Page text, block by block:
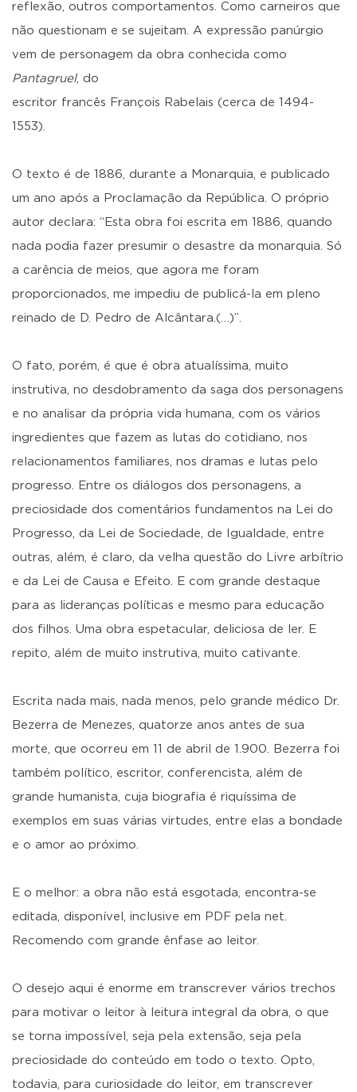
reflexão, outros comportamentos. Como carneiros que
não questionam e se sujeitam. A expressão panúrgio
vem de personagem da obra conhecida como
Pantagruel, do
escritor francês François Rabelais (cerca de 1494-
1553).
O texto é de 1886, durante a Monarquia, e publicado
um ano após a Proclamação da República. O próprio
autor declara: “Esta obra foi escrita em 1886, quando
nada podia fazer presumir o desastre da monarquia. Só
a carência de meios, que agora me foram
proporcionados, me impediu de publicá-la em pleno
reinado de D. Pedro de Alcântara.(…)”.
O fato, porém, é que é obra atualíssima, muito
instrutiva, no desdobramento da saga dos personagens
e no analisar da própria vida humana, com os vários
ingredientes que fazem as lutas do cotidiano, nos
relacionamentos familiares, nos dramas e lutas pelo
progresso. Entre os diálogos dos personagens, a
preciosidade dos comentários fundamentos na Lei do
Progresso, da Lei de Sociedade, de Igualdade, entre
outras, além, é claro, da velha questão do Livre arbítrio
e da Lei de Causa e Efeito. E com grande destaque
para as lideranças políticas e mesmo para educação
dos filhos. Uma obra espetacular, deliciosa de ler. E
repito, além de muito instrutiva, muito cativante.
Escrita nada mais, nada menos, pelo grande médico Dr.
Bezerra de Menezes, quatorze anos antes de sua
morte, que ocorreu em 11 de abril de 1.900. Bezerra foi
também político, escritor, conferencista, além de
grande humanista, cuja biografia é riquíssima de
exemplos em suas várias virtudes, entre elas a bondade
e o amor ao próximo.
E o melhor: a obra não está esgotada, encontra-se
editada, disponível, inclusive em PDF pela net.
Recomendo com grande ênfase ao leitor.
O desejo aqui é enorme em transcrever vários trechos
para motivar o leitor à leitura integral da obra, o que
se torna impossível, seja pela extensão, seja pela
preciosidade do conteúdo em todo o texto. Opto,
todavia, para curiosidade do leitor, em transcrever